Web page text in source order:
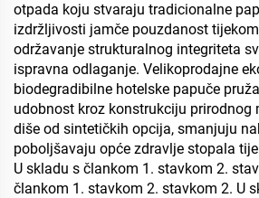
otpada koju stvaraju tradicionalne
izdržljivosti jamče pouzdanost
održavanje strukturalnog integriteta
ispravna odlaganje. Velikoprodajne
biodegradibilne hotelske papuče
udobnost kroz konstrukciju prirodnog
diše od sintetičkih opcija, smanjuju
poboljšavaju opće zdravlje stopala
U skladu s člankom 1. stavkom 2.
člankom 1. stavkom 2. stavkom 2. U